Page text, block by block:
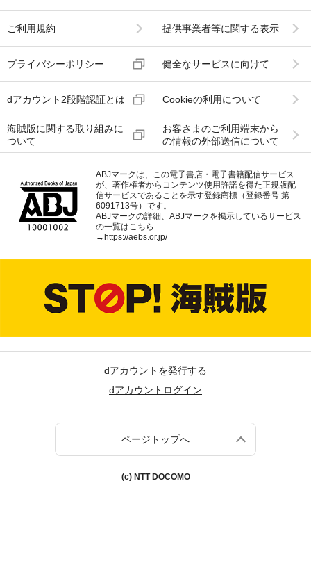
ご利用規約 提供事業者等に関する表示
プライバシーポリシー 健全なサービスに向けて
dアカウント2段階認証とは Cookieの利用について
海賊版に関する取り組みに
ついて
お客さまのご利用端末から
の情報の外部送信について
ABJマークは、この電子書店・電子書籍配信サービス
が、著作権者からコンテンツ使用許諾を得た正規版配
信サービスであることを示す登録商標（登録番号 第
6091713号）です。
ABJマークの詳細、ABJマークを掲示しているサービス
の一覧はこちら
→ https://aebs.or.jp/
dアカウントを発行する
dアカウントログイン
ページトップへ
(c) NTT DOCOMO